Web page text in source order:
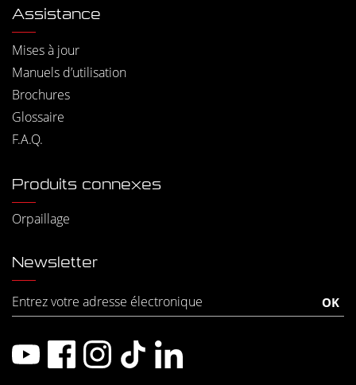
Assistance
Mises à jour
Manuels d’utilisation
Brochures
Glossaire
F.A.Q.
Produits connexes
Orpaillage
Newsletter